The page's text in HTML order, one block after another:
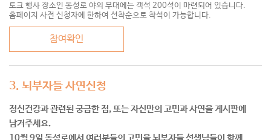
토크 행사 장소인 동성로 야외 무대에는 객석 200석이 마련되어 있습니다.
홈페이지 사전 신청자에 한하여 선착순으로 착석이 가능합니다.
참여확인
3. 뇌부자들 사연신청
정신건강과 관련된 궁금한 점, 또는 자신만의 고민과 사연을 게시판에
남겨주세요.
10월 9일 동성로에서 여러분들의 고민을 뇌부자들 선생님들이 함께